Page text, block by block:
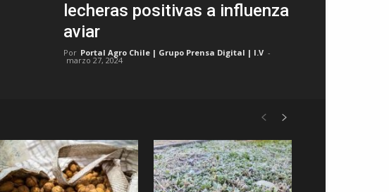
lecheras positivas a influenza
aviar
Por Portal Agro Chile | Grupo Prensa Digital | I.V -
marzo 27, 2024